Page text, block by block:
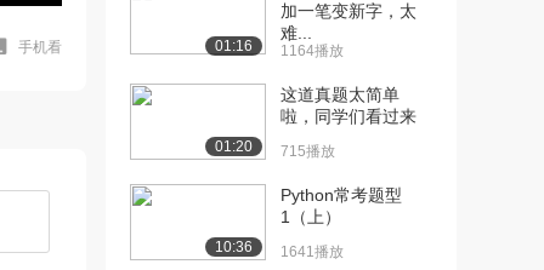
手机看
[7] [2019系统强化] 03.刑
13:25
[8] [2019系统强化] 03.刑
13:29
[9] [2019系统强化] 03.刑
4580播放
01:16
加一笔变新字，太
难...
1164播放
01:20
这道真题太简单
啦，同学们看过来
715播放
10:36
Python常考题型
1（上）
1641播放